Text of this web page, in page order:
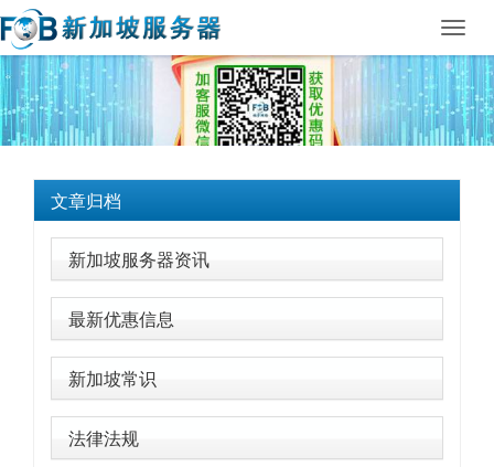
文章归档
新加坡服务器资讯
最新优惠信息
新加坡常识
法律法规